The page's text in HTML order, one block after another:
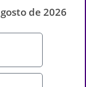
de 2026